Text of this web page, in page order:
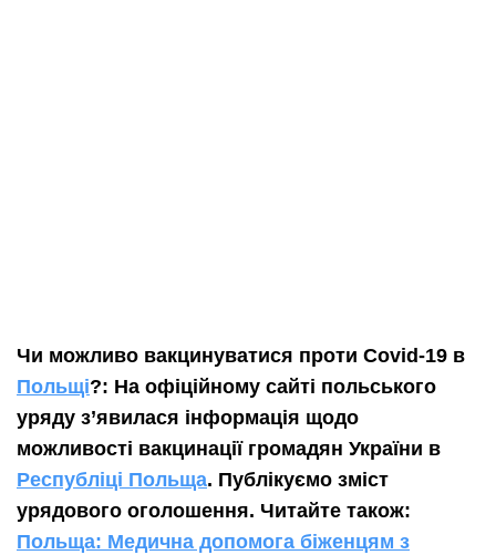
Чи можливо вакцинуватися проти Covid-19 в
Польщі?: На офіційному сайті польського
уряду з’явилася інформація щодо
можливості вакцинації громадян України в
Республіці Польща. Публікуємо зміст
урядового оголошення. Читайте також:
Польща: Медична допомога біженцям з